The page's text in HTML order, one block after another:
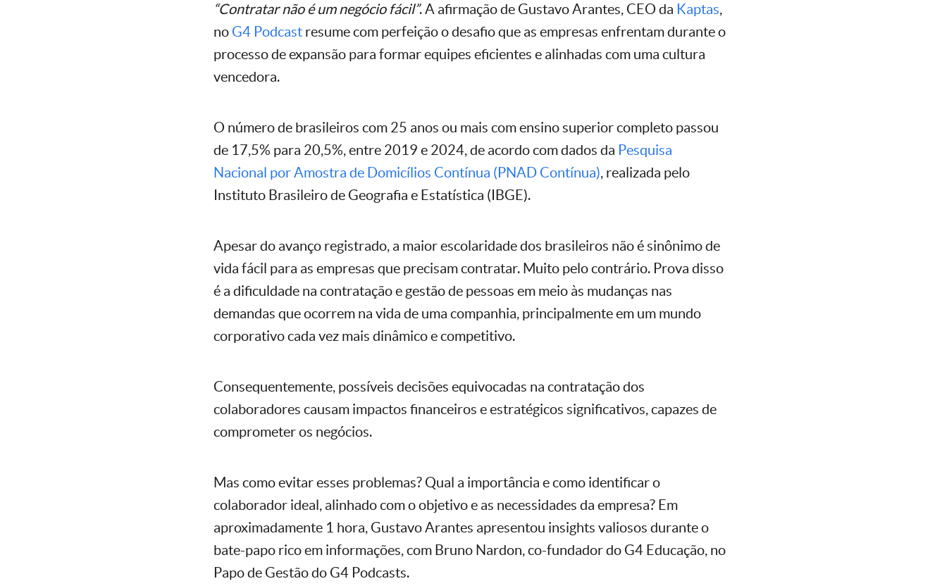
“Contratar não é um negócio fácil”. A afirmação de Gustavo Arantes, CEO da Kaptas,
no G4 Podcast resume com perfeição o desafio que as empresas enfrentam durante o
processo de expansão para formar equipes eficientes e alinhadas com uma cultura
vencedora.
O número de brasileiros com 25 anos ou mais com ensino superior completo passou
de 17,5% para 20,5%, entre 2019 e 2024, de acordo com dados da Pesquisa
Nacional por Amostra de Domicílios Contínua (PNAD Contínua), realizada pelo
Instituto Brasileiro de Geografia e Estatística (IBGE).
Apesar do avanço registrado, a maior escolaridade dos brasileiros não é sinônimo de
vida fácil para as empresas que precisam contratar. Muito pelo contrário. Prova disso
é a dificuldade na contratação e gestão de pessoas em meio às mudanças nas
demandas que ocorrem na vida de uma companhia, principalmente em um mundo
corporativo cada vez mais dinâmico e competitivo.
Consequentemente, possíveis decisões equivocadas na contratação dos
colaboradores causam impactos financeiros e estratégicos significativos, capazes de
comprometer os negócios.
Mas como evitar esses problemas? Qual a importância e como identificar o
colaborador ideal, alinhado com o objetivo e as necessidades da empresa? Em
aproximadamente 1 hora, Gustavo Arantes apresentou insights valiosos durante o
bate-papo rico em informações, com Bruno Nardon, co-fundador do G4 Educação, no
Papo de Gestão do G4 Podcasts.